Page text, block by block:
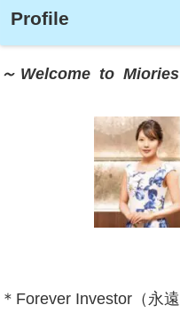
Profile
～ Welcome to Miories
＊Forever Investor （永